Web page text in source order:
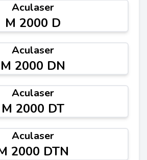
Aculaser
M 2000 D
Aculaser
M 2000 DN
Aculaser
M 2000 DT
Aculaser
2000 DTN